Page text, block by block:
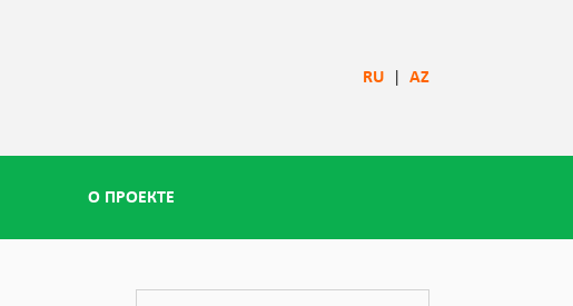
RU| AZ
О ПРОЕКТЕ